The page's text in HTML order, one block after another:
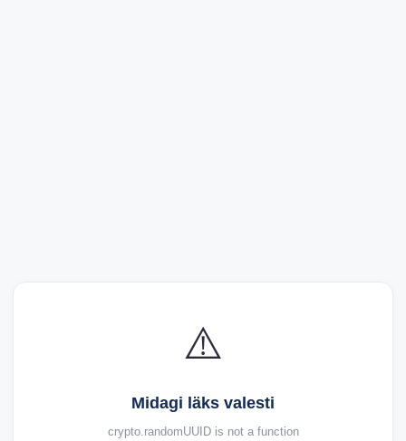
⚠️
Midagi läks valesti
crypto.randomUUID is not a function